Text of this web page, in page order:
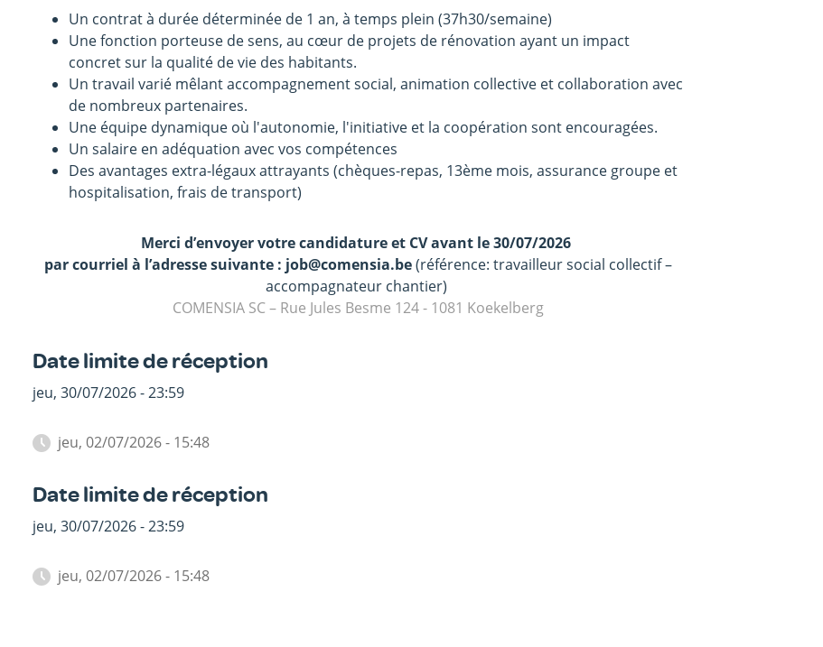
Un contrat à durée déterminée de 1 an, à temps plein (37h30/semaine)
Une fonction porteuse de sens, au cœur de projets de rénovation ayant un impact
concret sur la qualité de vie des habitants.
Un travail varié mêlant accompagnement social, animation collective et collaboration avec
de nombreux partenaires.
Une équipe dynamique où l'autonomie, l'initiative et la coopération sont encouragées.
Un salaire en adéquation avec vos compétences
Des avantages extra-légaux attrayants (chèques-repas, 13ème mois, assurance groupe et
hospitalisation, frais de transport)
Merci d’envoyer votre candidature et CV avant le 30/07/2026
par courriel à l’adresse suivante : job@comensia.be(référence: travailleur social collectif –
accompagnateur chantier)
COMENSIA SC – Rue Jules Besme 124 - 1081 Koekelberg
Date limite de réception
jeu, 30/07/2026 - 23:59
jeu, 02/07/2026 - 15:48
Date limite de réception
jeu, 30/07/2026 - 23:59
jeu, 02/07/2026 - 15:48